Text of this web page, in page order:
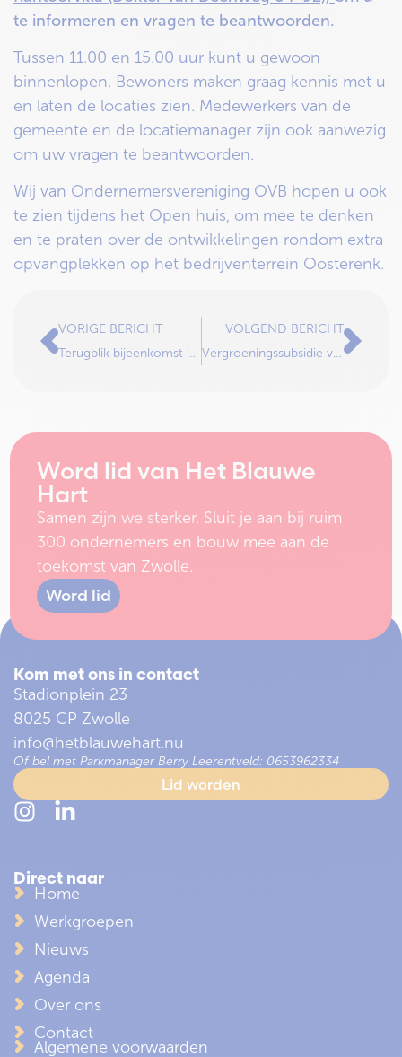
te informeren en vragen te beantwoorden.
Tussen 11.00 en 15.00 uur kunt u gewoon
binnenlopen. Bewoners maken graag kennis met u
en laten de locaties zien. Medewerkers van de
gemeente en de locatiemanager zijn ook aanwezig
om uw vragen te beantwoorden.
Wij van Ondernemersvereniging OVB hopen u ook
te zien tijdens het Open huis, om mee te denken
en te praten over de ontwikkelingen rondom extra
opvangplekken op het bedrijventerrein Oosterenk.
VORIGE BERICHT VOLGEND BERICHT
Vergroeningssubsidie voor bedrijventerreinen!
Word lid van Het Blauwe
Hart
Samen zijn we sterker. Sluit je aan bij ruim
300 ondernemers en bouw mee aan de
toekomst van Zwolle.
Word lid
Kom met ons in contact
Stadionplein 23
8025 CP Zwolle
info@hetblauwehart.nu
Of bel met Parkmanager Berry Leerentveld: 0653962334
Lid worden
Direct naar
Home
Werkgroepen
Nieuws
Agenda
Over ons
Contact
Algemene voorwaarden